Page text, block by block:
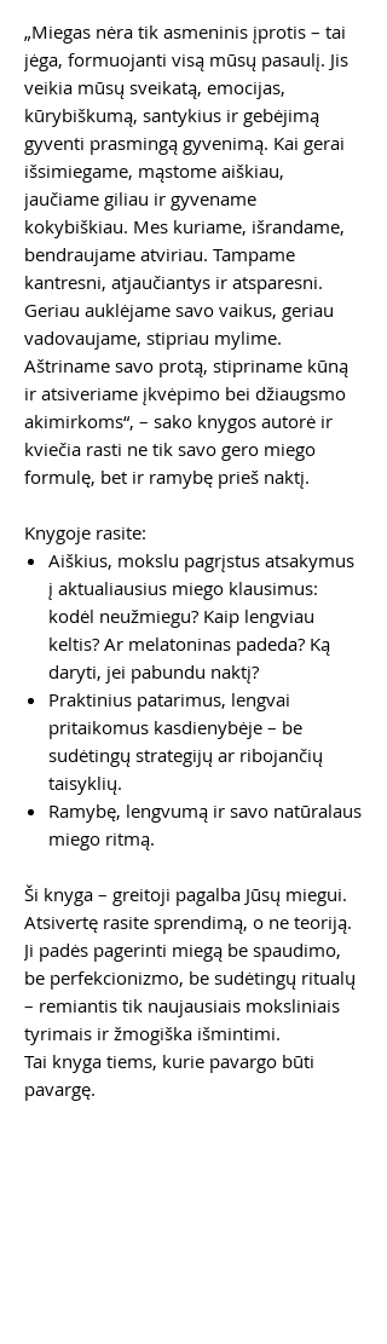
„Miegas nėra tik asmeninis įprotis – tai
jėga, formuojanti visą mūsų pasaulį. Jis
veikia mūsų sveikatą, emocijas,
kūrybiškumą, santykius ir gebėjimą
gyventi prasmingą gyvenimą. Kai gerai
išsimiegame, mąstome aiškiau,
jaučiame giliau ir gyvename
kokybiškiau. Mes kuriame, išrandame,
bendraujame atviriau. Tampame
kantresni, atjaučiantys ir atsparesni.
Geriau auklėjame savo vaikus, geriau
vadovaujame, stipriau mylime.
Aštriname savo protą, stipriname kūną
ir atsiveriame įkvėpimo bei džiaugsmo
akimirkoms“, – sako knygos autorė ir
kviečia rasti ne tik savo gero miego
formulę, bet ir ramybę prieš naktį.
Knygoje rasite:
Aiškius, mokslu pagrįstus atsakymus
į aktualiausius miego klausimus:
kodėl neužmiegu? Kaip lengviau
keltis? Ar melatoninas padeda? Ką
daryti, jei pabundu naktį?
Praktinius patarimus, lengvai
pritaikomus kasdienybėje – be
sudėtingų strategijų ar ribojančių
taisyklių.
Ramybę, lengvumą ir savo natūralaus
miego ritmą.
Ši knyga – greitoji pagalba Jūsų miegui.
Atsivertę rasite sprendimą, o ne teoriją.
Ji padės pagerinti miegą be spaudimo,
be perfekcionizmo, be sudėtingų ritualų
– remiantis tik naujausiais moksliniais
tyrimais ir žmogiška išmintimi.
Tai knyga tiems, kurie pavargo būti
pavargę.